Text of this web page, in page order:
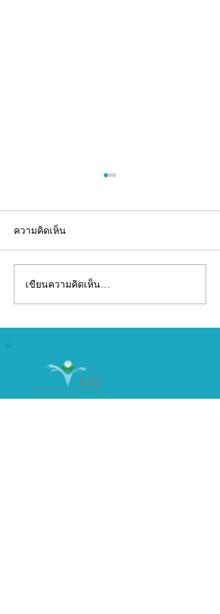
อยากมีแบรนด์อาหาร
เสริม...ไม่จำเป็นต้องเริ่ม
จากศูนย์คนเดียว
ความคิดเห็น
เขียนความคิดเห็น…